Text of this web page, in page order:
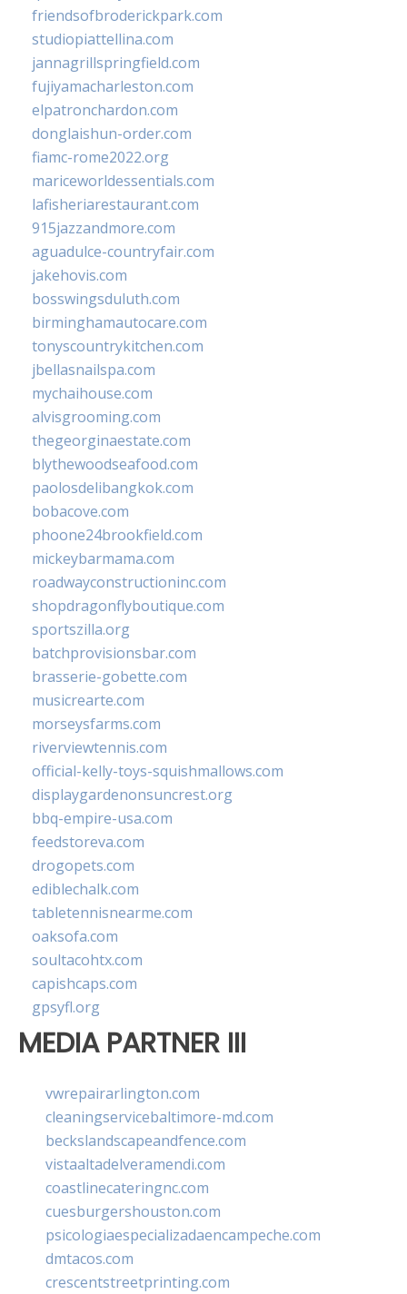
friendsofbroderickpark.com
studiopiattellina.com
jannagrillspringfield.com
fujiyamacharleston.com
elpatronchardon.com
donglaishun-order.com
fiamc-rome2022.org
mariceworldessentials.com
lafisheriarestaurant.com
915jazzandmore.com
aguadulce-countryfair.com
jakehovis.com
bosswingsduluth.com
birminghamautocare.com
tonyscountrykitchen.com
jbellasnailspa.com
mychaihouse.com
alvisgrooming.com
thegeorginaestate.com
blythewoodseafood.com
paolosdelibangkok.com
bobacove.com
phoone24brookfield.com
mickeybarmama.com
roadwayconstructioninc.com
shopdragonflyboutique.com
sportszilla.org
batchprovisionsbar.com
brasserie-gobette.com
musicrearte.com
morseysfarms.com
riverviewtennis.com
official-kelly-toys-squishmallows.com
displaygardenonsuncrest.org
bbq-empire-usa.com
feedstoreva.com
drogopets.com
ediblechalk.com
tabletennisnearme.com
oaksofa.com
soultacohtx.com
capishcaps.com
gpsyfl.org
MEDIA PARTNER III
vwrepairarlington.com
cleaningservicebaltimore-md.com
beckslandscapeandfence.com
vistaaltadelveramendi.com
coastlinecateringnc.com
cuesburgershouston.com
psicologiaespecializadaencampeche.com
dmtacos.com
crescentstreetprinting.com